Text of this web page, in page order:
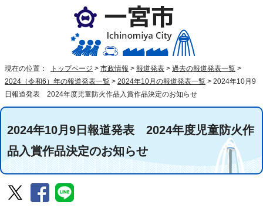
現在の位置： トップページ > 市政情報 > 報道発表 > 過去の報道発表一覧 >
2024（令和6）年の報道発表一覧 > 2024年10月の報道発表一覧 > 2024年10月9
日報道発表 2024年度児童防火作品入賞作品決定のお知らせ
2024年10月9日報道発表 2024年度児童防火作
品入賞作品決定のお知らせ